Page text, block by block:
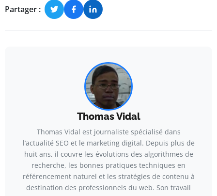
Partager :
Thomas Vidal
Thomas Vidal est journaliste spécialisé dans
l’actualité SEO et le marketing digital. Depuis plus de
huit ans, il couvre les évolutions des algorithmes de
recherche, les bonnes pratiques techniques en
référencement naturel et les stratégies de contenu à
destination des professionnels du web. Son travail